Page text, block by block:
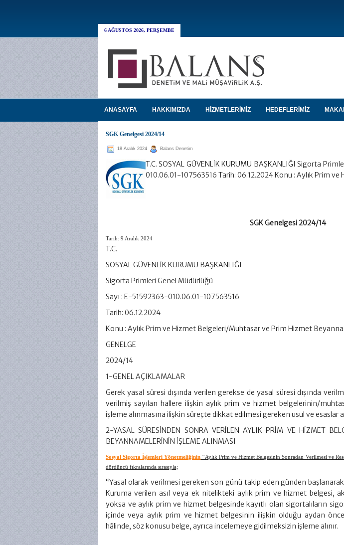
6 AĞUSTOS 2026, PERŞEMBE
ANASAYFA HAKKIMIZDA HİZMETLERİMİZ HEDEFLERİMİZ
SGK Genelgesi 2024/14
18 Aralık 2024 Balans Denetim
T.C. SOSYAL GÜVENLİK KURUMU BAŞKANLIĞI Sigorta
010.06.01-107563516 Tarih: 06.12.2024 Konu : Aylık Prim ve
SGK Genelgesi 2024/14
Tarih: 9 Aralık 2024
T.C.
SOSYAL GÜVENLİK KURUMU BAŞKANLIĞI
Sigorta Primleri Genel Müdürlüğü
Sayı : E-51592363-010.06.01-107563516
Tarih: 06.12.2024
Konu : Aylık Prim ve Hizmet Belgeleri/Muhtasar ve Prim Hizmet
GENELGE
2024/14
1-GENEL AÇIKLAMALAR
Gerek yasal süresi dışında verilen gerekse de yasal süresi dışında
verilmiş sayılan hallere ilişkin aylık prim ve hizmet belgelerinin/
işleme alınmasına ilişkin süreçte dikkat edilmesi gereken usul ve esaslar
2-YASAL SÜRESİNDEN SONRA VERİLEN AYLIK PRİM VE HİZMET
BEYANNAMELERİNİN İŞLEME ALINMASI
Sosyal Sigorta İşlemleri Yönetmeliğinin “Aylık Prim ve Hizmet Belgesinin Sonradan Verilmesi ve
dördüncü fıkralarında sırasıyla;
“Yasal olarak verilmesi gereken son günü takip eden günden
Kuruma verilen asıl veya ek nitelikteki aylık prim ve hizmet belgesi,
yoksa ve aylık prim ve hizmet belgesinde kayıtlı olan sigortalıların
içinde veya aylık prim ve hizmet belgesinin ilişkin olduğu aydan
hâlinde, söz konusu belge, ayrıca incelemeye gidilmeksizin işleme alınır.